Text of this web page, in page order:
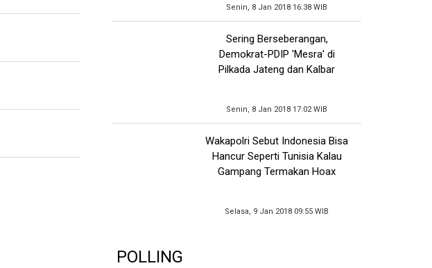
Senin, 8 Jan 2018 16:38 WIB
Sering Berseberangan,
Demokrat-PDIP 'Mesra' di
Pilkada Jateng dan Kalbar
Senin, 8 Jan 2018 17:02 WIB
Wakapolri Sebut Indonesia Bisa
Hancur Seperti Tunisia Kalau
Gampang Termakan Hoax
Selasa, 9 Jan 2018 09:55 WIB
POLLING